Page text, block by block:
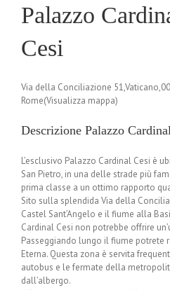
Palazzo
Cesi
Via della Conciliazione
Rome(Visualizza mappa)
Descrizione Palazzo
L’esclusivo Palazzo Cardinal Cesi è
San Pietro, in una delle strade più
prima classe a un ottimo rapporto
Sito sulla splendida Via della
Castel Sant’Angelo e il fiume alla
Cardinal Cesi non potrebbe offrire
Passeggiando lungo il fiume potrete
Eterna. Questa zona è servita
autobus e le fermate della
dall’albergo.